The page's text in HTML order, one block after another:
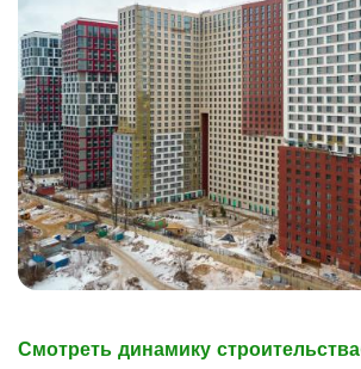
Смотреть динамику строительства